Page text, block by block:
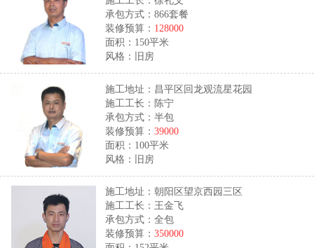
承包方式：866套餐
装修预算： 128000
面积：150平米
风格：旧房
施工地址：昌平区回龙观流星花园
施工工长：陈宁
承包方式：半包
装修预算：39000
面积：100平米
风格：旧房
施工地址：朝阳区望京西园三区
施工工长：王金飞
承包方式：全包
装修预算：350000